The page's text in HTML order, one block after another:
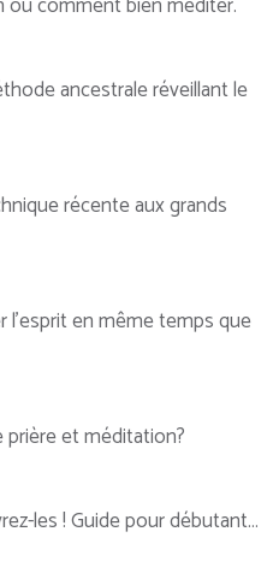
ancestrale réveillant le
récente aux grands
l’esprit en même temps que
et méditation?
les ! Guide pour débutant…